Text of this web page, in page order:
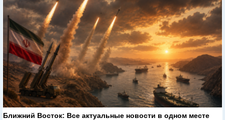
Ближний Восток: Все актуальные новости в одном месте